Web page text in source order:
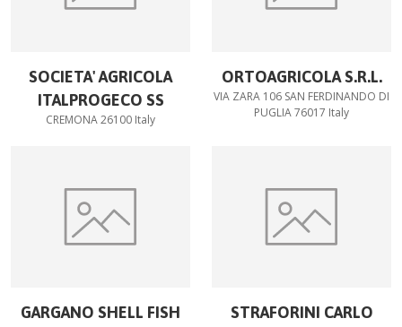
SOCIETA' AGRICOLA
ITALPROGECO SS
CREMONA 26100 Italy
ORTOAGRICOLA S.R.L.
VIA ZARA 106 SAN FERDINANDO DI
PUGLIA 76017 Italy
GARGANO SHELL FISH
STRAFORINI CARLO